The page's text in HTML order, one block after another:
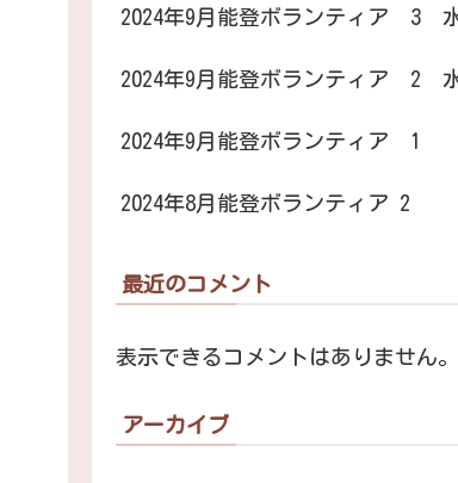
2024年9月能登ボランティア 3
2024年9月能登ボランティア 2
2024年9月能登ボランティア 1
2024年8月能登ボランティア 2
最近のコメント
表示できるコメントはありません。
アーカイブ